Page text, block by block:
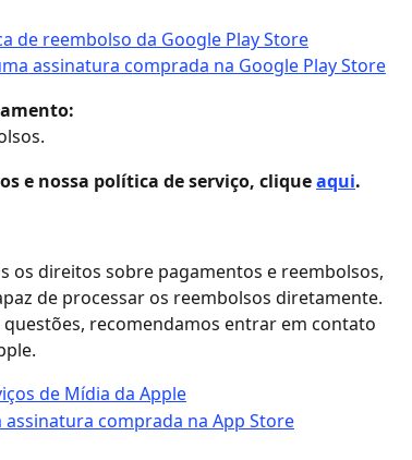
de reembolso da Google Play Store
assinatura comprada na Google Play Store
e nossa política de serviço, clique aqui.
os direitos sobre pagamentos e reembolsos,
de processar os reembolsos diretamente.
recomendamos entrar em contato
de Mídia da Apple
comprada na App Store